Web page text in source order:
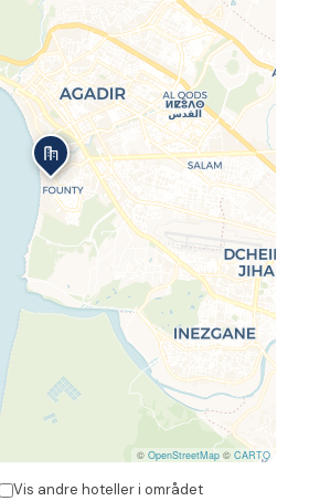
© OpenStreetMap© CARTO
Vis andre hoteller i området